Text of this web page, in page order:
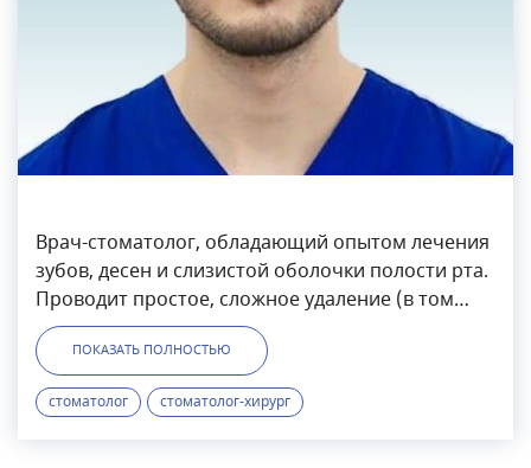
Врач-стоматолог, обладающий опытом лечения
зубов, десен и слизистой оболочки полости рта.
Проводит простое, сложное удаление (в том
числе зубы мудрости), зубосохраняющие
операции (гемисекция, ампутация корня,
резекция верхушки корня), имплантация, НКР
(сосидж), синус-лифтинг (открытый, закрытый),
ПОКАЗАТЬ ПОЛНОСТЬЮ
стоматолог стоматолог-хирург